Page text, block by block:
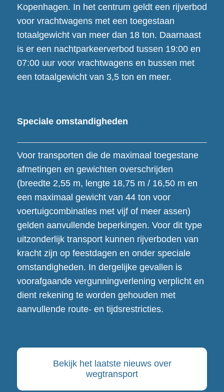
Kopenhagen. In het centrum geldt een rijverbod
voor vrachtwagens met een toegestaan
totaalgewicht van meer dan 18 ton. Daarnaast
is er een nachtparkeerverbod tussen 19:00 en
07:00 uur voor vrachtwagens en bussen met
een totaalgewicht van 3,5 ton en meer.
Speciale omstandigheden
Voor transporten die de maximaal toegestane
afmetingen en gewichten overschrijden
(breedte 2,55 m, lengte 18,75 m / 16,50 m en
een maximaal gewicht van 44 ton voor
voertuigcombinaties met vijf of meer assen)
gelden aanvullende beperkingen. Voor dit type
uitzonderlijk transport kunnen rijverboden van
kracht zijn op feestdagen en onder speciale
omstandigheden. In dergelijke gevallen is
voorafgaande vergunningverlening verplicht en
dient rekening te worden gehouden met
aanvullende route- en tijdsrestricties.
Bekijk het laatste nieuws over
wegtransport